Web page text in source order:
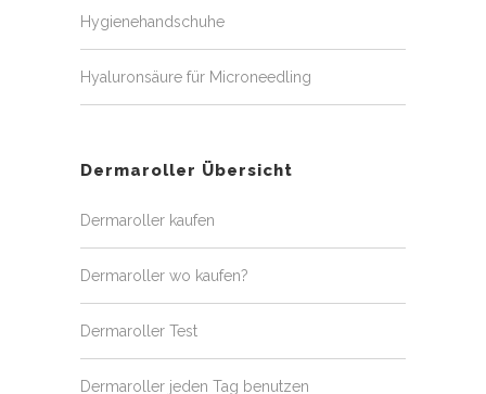
Hygienehandschuhe
Hyaluronsäure für Microneedling
Dermaroller Übersicht
Dermaroller kaufen
Dermaroller wo kaufen?
Dermaroller Test
Dermaroller jeden Tag benutzen